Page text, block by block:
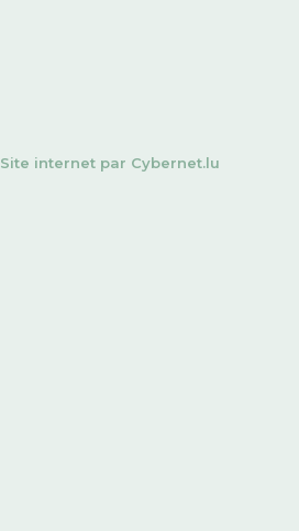
Site internet par Cybernet.lu